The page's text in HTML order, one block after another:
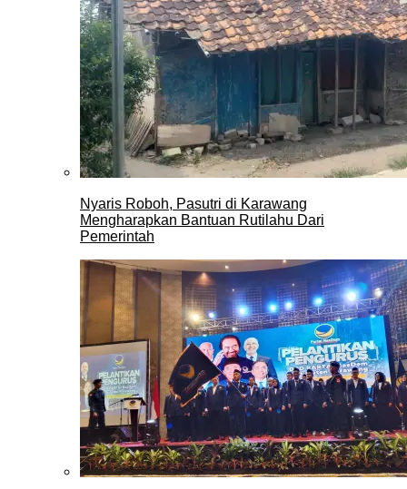
Nyaris Roboh, Pasutri di Karawang
Mengharapkan Bantuan Rutilahu Dari
Pemerintah